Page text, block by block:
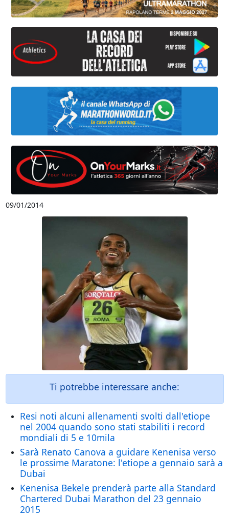
09/01/2014
Ti potrebbe interessare anche:
Resi noti alcuni allenamenti svolti dall'etiope
nel 2004 quando sono stati stabiliti i record
mondiali di 5 e 10mila
Sarà Renato Canova a guidare Kenenisa verso
le prossime Maratone: l'etiope a gennaio sarà a
Dubai
Kenenisa Bekele prenderà parte alla Standard
Chartered Dubai Marathon del 23 gennaio
2015